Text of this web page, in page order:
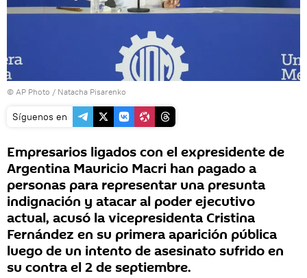
© AP Photo / Natacha Pisarenko
Síguenos en
Empresarios ligados con el expresidente de
Argentina Mauricio Macri han pagado a
personas para representar una presunta
indignación y atacar al poder ejecutivo
actual, acusó la vicepresidenta Cristina
Fernández en su primera aparición pública
luego de un intento de asesinato sufrido en
su contra el 2 de septiembre.